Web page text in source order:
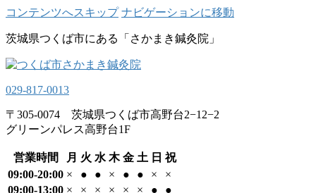
コンテンツへスキップ ナビゲーションに移動
茨城県つくば市にある「さかまき鍼灸院」
029-817-0013
〒305-0074 茨城県つくば市高野台2−12−2
グリーンパレス高野台1F
営業時間 月 火 水 木 金 土 日 祝
09:00-20:00 × ● ● × ● ● ×
×
09:00-13:00 × × × × × × ● ●